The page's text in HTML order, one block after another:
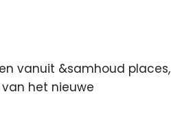
vanuit &samhoud places,
het nieuwe